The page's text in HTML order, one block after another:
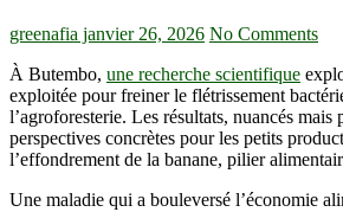
greenafia janvier 26, 2026 No Comments
À Butembo, une recherche scientifique
exploitée pour freiner le flétrissement
l’agroforesterie. Les résultats, nuancés mais
perspectives concrètes pour les petits
l’effondrement de la banane, pilier
Une maladie qui a bouleversé l’économie